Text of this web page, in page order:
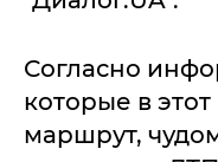
Согласно
которые в
маршрут,